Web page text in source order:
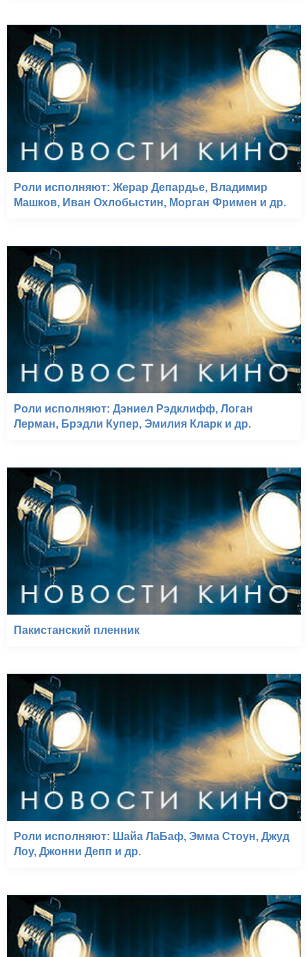
Роли исполняют: Жерар Депардье, Владимир
Машков, Иван Охлобыстин, Морган Фримен и др.
Роли исполняют: Дэниел Рэдклифф, Логан
Лерман, Брэдли Купер, Эмилия Кларк и др.
Пакистанский пленник
Роли исполняют: Шайа ЛаБаф, Эмма Стоун, Джуд
Лоу, Джонни Депп и др.